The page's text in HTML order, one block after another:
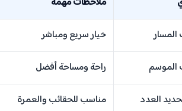
خيار سريع ومباشر
راحة ومساحة أفضل
العدد مناسب للحقائب والعمرة